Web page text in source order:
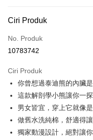
Kad Kredit (Bayaran Penuh)
Pengambilan di Kedai
Apple Pay
JKOPAY
Easy Wallet
Google Pay
Ciri Produk
No. Produk
10783742
Ciri Produk
你曾想過泰迪熊的內臟
這款解剖學小熊讓你一
男女皆宜，穿上它就像
做舊水洗純棉，舒適得
獨家動漫設計，絕對讓